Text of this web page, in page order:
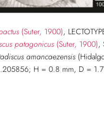
(Suter, 1900),
patagonicus(Suter, 1900),
amancaezensis
H = 0.8 mm, D =